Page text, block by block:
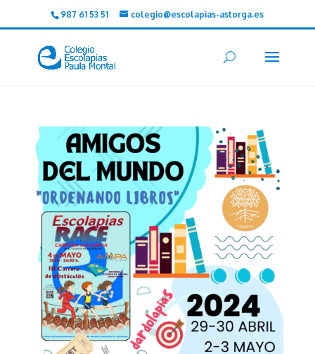
987 61 53 51 colegio@escolapias-astorga.es